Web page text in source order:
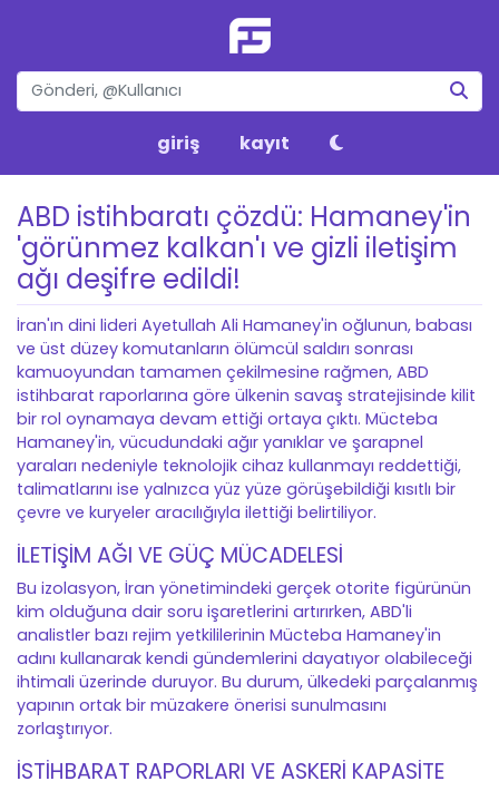
giriş kayıt
ABD istihbaratı çözdü: Hamaney'in
'görünmez kalkan'ı ve gizli iletişim
ağı deşifre edildi!
İran'ın dini lideri Ayetullah Ali Hamaney'in oğlunun, babası
ve üst düzey komutanların ölümcül saldırı sonrası
kamuoyundan tamamen çekilmesine rağmen, ABD
istihbarat raporlarına göre ülkenin savaş stratejisinde kilit
bir rol oynamaya devam ettiği ortaya çıktı. Mücteba
Hamaney'in, vücudundaki ağır yanıklar ve şarapnel
yaraları nedeniyle teknolojik cihaz kullanmayı reddettiği,
talimatlarını ise yalnızca yüz yüze görüşebildiği kısıtlı bir
çevre ve kuryeler aracılığıyla ilettiği belirtiliyor.
İLETİŞİM AĞI VE GÜÇ MÜCADELESİ
Bu izolasyon, İran yönetimindeki gerçek otorite figürünün
kim olduğuna dair soru işaretlerini artırırken, ABD'li
analistler bazı rejim yetkililerinin Mücteba Hamaney'in
adını kullanarak kendi gündemlerini dayatıyor olabileceği
ihtimali üzerinde duruyor. Bu durum, ülkedeki parçalanmış
yapının ortak bir müzakere önerisi sunulmasını
zorlaştırıyor.
İSTİHBARAT RAPORLARI VE ASKERİ KAPASİTE